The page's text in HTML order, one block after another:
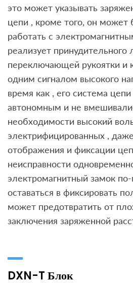
это может указывать
цепи , кроме того, он может
работать с
реализует принудительного
переключающей рукоятки и
одним сигналом высокого
время как , его система цепи
автономным и не
необходимости высокий
электрифицированных ,
отображения и фиксации
неисправности
электромагнитный замок
оставаться в фиксировать
может предотвратить от
заключения заряженной
DXN-T Блок